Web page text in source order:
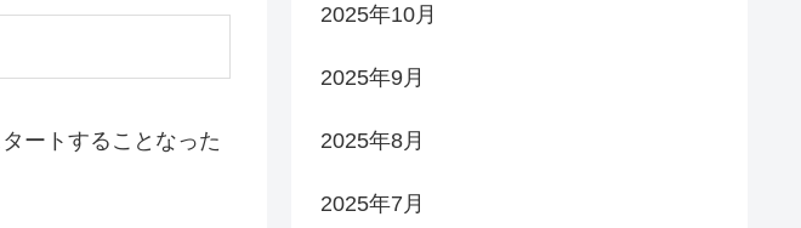
ートすることなった
2025年10月
2025年9月
2025年8月
2025年7月